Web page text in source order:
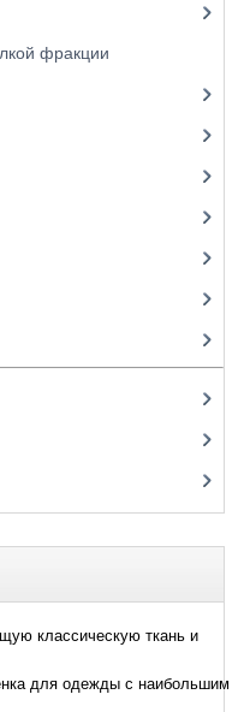
фракции
классическую ткань и
для одежды с наибольшим